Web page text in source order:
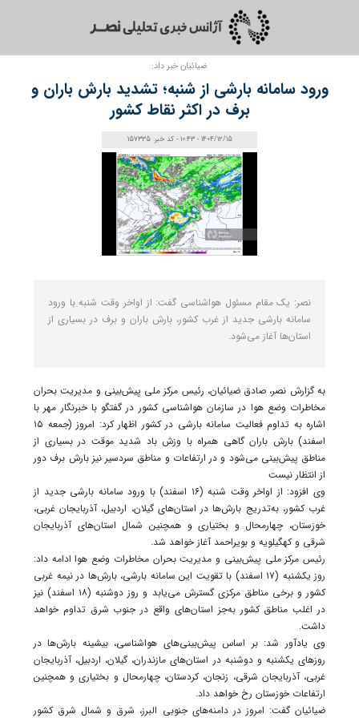
ضیائیان خبر داد:
ورود سامانه بارشی از شنبه؛ تشدید بارش باران و
برف در اکثر نقاط کشور
1404/12/15 - 10:43 - کد خبر: 157335
نصر: یک مقام مسئول هواشناسی گفت: از اواخر وقت شنبه با ورود
سامانه بارشی جدید از غرب کشور، بارش باران و برف در بسیاری از
استان‌ها آغاز می‌شود.
به گزارش نصر، صادق ضیائیان، رئیس مرکز ملی پیش‌بینی و مدیریت بحران
مخاطرات وضع هوا در سازمان هواشناسی کشور در گفتگو با خبرنگار مهر با
اشاره به تداوم فعالیت سامانه بارشی در کشور اظهار کرد: امروز (جمعه ۱۵
اسفند) بارش باران گاهی همراه با وزش باد شدید موقت در بسیاری از
مناطق پیش‌بینی می‌شود و در ارتفاعات و مناطق سردسیر نیز بارش برف دور
از انتظار نیست
وی افزود: از اواخر وقت شنبه (۱۶ اسفند) با ورود سامانه بارشی جدید از
غرب کشور، به‌تدریج بارش‌ها در استان‌های گیلان، اردبیل، آذربایجان غربی،
خوزستان، چهارمحال و بختیاری و همچنین شمال استان‌های آذربایجان
شرقی و کهگیلویه و بویراحمد آغاز خواهد شد.
رئیس مرکز ملی پیش‌بینی و مدیریت بحران مخاطرات وضع هوا ادامه داد:
روز یکشنبه (۱۷ اسفند) با تقویت این سامانه بارشی، بارش‌ها در نیمه غربی
کشور و برخی مناطق مرکزی گسترش می‌یابد و روز دوشنبه (۱۸ اسفند) نیز
در اغلب مناطق کشور به‌جز استان‌های واقع در جنوب شرق تداوم خواهد
داشت.
وی یادآور شد: بر اساس پیش‌بینی‌های هواشناسی، بیشینه بارش‌ها در
روزهای یکشنبه و دوشنبه در استان‌های مازندران، گیلان، اردبیل، آذربایجان
غربی، آذربایجان شرقی، زنجان، کردستان، چهارمحال و بختیاری و همچنین
ارتفاعات خوزستان رخ خواهد داد.
ضیائیان گفت: امروز در دامنه‌های جنوبی البرز، شرق و شمال شرق کشور